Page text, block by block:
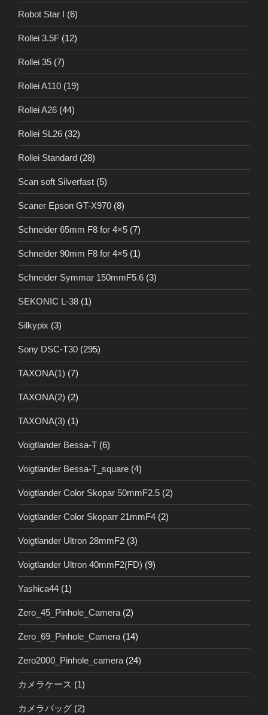
Robot Star I (6)
Rollei 3.5F (12)
Rollei 35 (7)
Rollei A110 (19)
Rollei A26 (44)
Rollei SL26 (32)
Rollei Standard (28)
Scan soft Silverfast (5)
Scaner Epson GT-X970 (8)
Schneider 65mm F8 for 4×5 (7)
Schneider 90mm F8 for 4×5 (1)
Schneider Symmar 150mmF5.6 (3)
SEKONIC L-38 (1)
Silkypix (3)
Sony DSC-T30 (295)
TAXONA(1) (7)
TAXONA(2) (2)
TAXONA(3) (1)
Voigtlander Bessa-T (6)
Voigtlander Bessa-T_square (4)
Voigtlander Color Skopar 50mmF2.5 (2)
Voigtlander Color Skoparr 21mmF4 (2)
Voigtlander Ultron 28mmF2 (3)
Voigtlander Ultron 40mmF2(FD) (9)
Yashica44 (1)
Zero_45_Pinhole_Camera (2)
Zero_69_Pinhole_Camera (14)
Zero2000_Pinhole_camera (24)
カメラケース (1)
カメラバッグ (2)